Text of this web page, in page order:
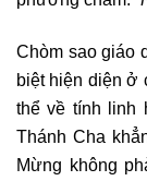
Chòm sao giáo
biệt hiện diện ở
thể về tính linh
Thánh Cha
Mừng không